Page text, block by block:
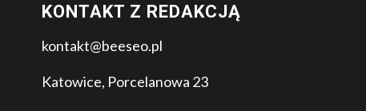
KONTAKT Z REDAKCJĄ
kontakt@beeseo.pl
Katowice, Porcelanowa 23